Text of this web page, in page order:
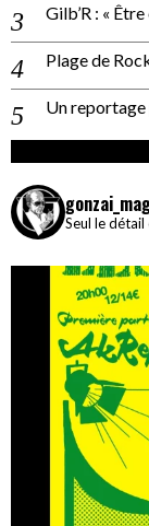
Gilb’R : «
Plage de
Un reportage
Seul le